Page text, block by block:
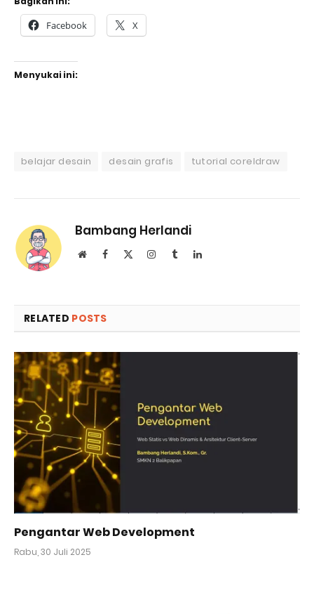
Facebook X
Menyukai ini:
belajar desain desain grafis tutorial coreldraw
Bambang Herlandi
WebsiteFacebook Instagram
TumblrLinkedIn
RELATED POSTS
Pengantar Web Development
Rabu, 30 Juli 2025